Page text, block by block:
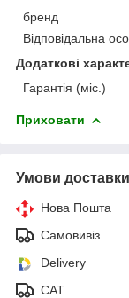
бренд
Відповідальна
Додаткові
Гарантія (міс.)
Приховати
Умови доставки
Нова Пошта
Самовивіз
Delivery
САТ